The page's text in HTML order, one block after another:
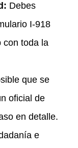
Debes
I-918
con toda la
que se
oficial de
en detalle.
e